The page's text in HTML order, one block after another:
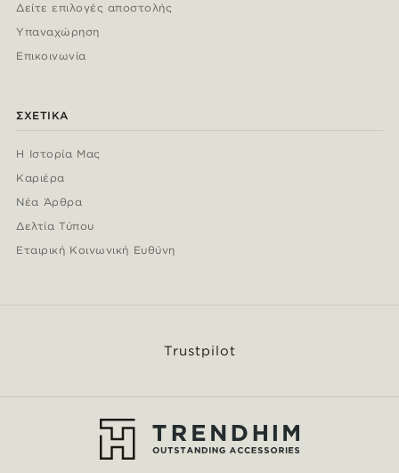
Δείτε επιλογές αποστολής
Υπαναχώρηση
Επικοινωνία
ΣΧΕΤΙΚΆ
Η Ιστορία Μας
Καριέρα
Νέα Άρθρα
Δελτία Τύπου
Εταιρική Κοινωνική Ευθύνη
Trustpilot